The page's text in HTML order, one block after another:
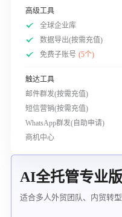
高级工具
全球企业库
数据导出(按需充值)
免费子账号 (5个)
触达工具
邮件群发(按需充值)
短信营销(按需充值)
WhatsApp群发(自助申请)
商机中心
AI全托管专业版
适合多人外贸团队、内贸转